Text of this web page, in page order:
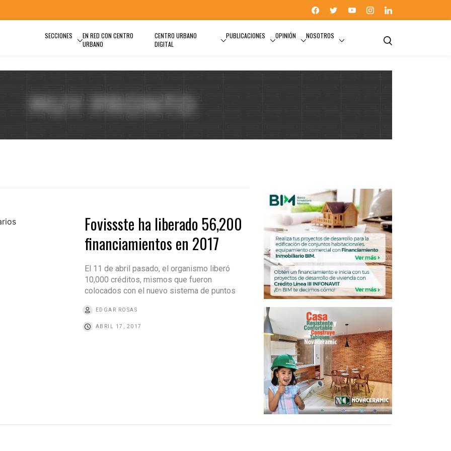
SECCIONES
EN RED CON CENTRO
URBANO
CENTRO URBANO
DIGITAL
PUBLICACIONES OPINIÓN NOSOTROS
Fovissste ha liberado 56,200
financiamientos en 2017
El 11 de abril pasado, el organismo liberó
10,000 créditos, mismos que fueron
colocados con el nuevo sistema de puntos
EDGAR ROSAS
ABRIL 17, 2017